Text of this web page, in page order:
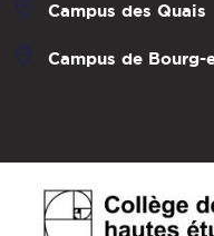
Campus des Quais
Campus de Bourg-